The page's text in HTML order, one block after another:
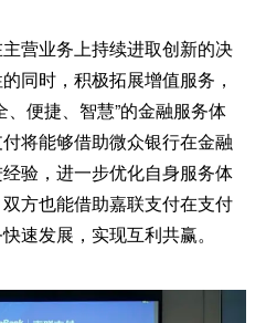
营业务上持续进取创新的决
同时，积极拓展增值服务，
便捷、智慧”的金融服务体
将能够借助微众银行在金融
验，进一步优化自身服务体
方也能借助嘉联支付在支付
速发展，实现互利共赢。